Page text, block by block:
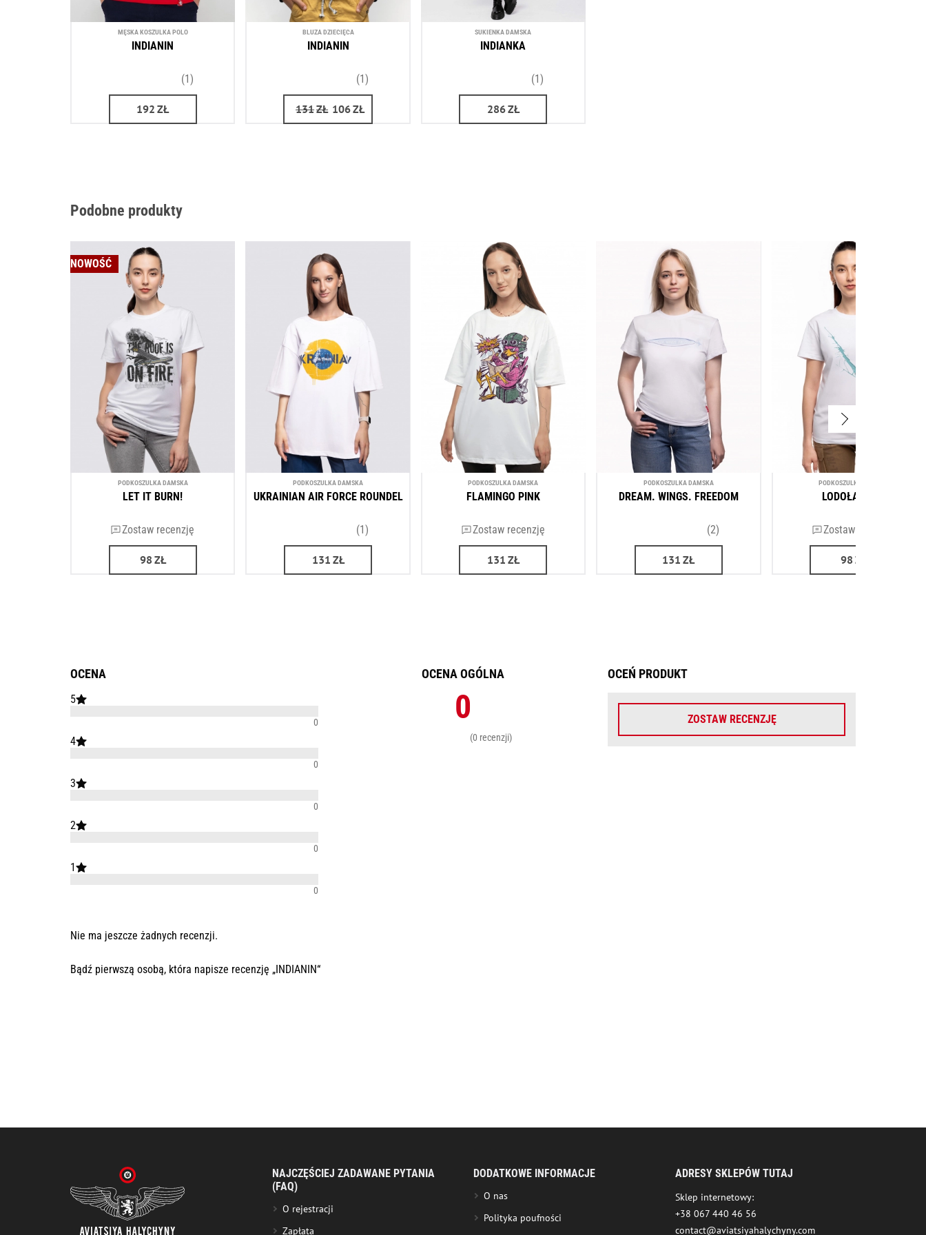
MĘSKA KOSZULKA POLO
INDIANIN
(1)
192 ZŁ
BLUZA DZIECIĘCA
INDIANIN
(1)
131ZŁ 106ZŁ
SUKIENKA DAMSKA
INDIANKA
(1)
286ZŁ
Podobne produkty
NOWOŚĆ
PODKOSZULKA DAMSKA
LET IT BURN!
Zostaw recenzję
98 ZŁ
PODKOSZULKA DAMSKA
UKRAINIAN AIR FORCE ROUNDEL
(1)
131 ZŁ
PODKOSZULKA DAMSKA
FLAMINGO PINK
Zostaw recenzję
131 ZŁ
PODKOSZULKA DAMSKA
DREAM. WINGS. FREEDOM
(2)
131 ZŁ
PODKOSZULKA DAMSKA
LODOŁAMACZ
Zostaw recenzję
98 ZŁ
OCENA
5
0
4
0
3
0
2
0
1
0
OCENA OGÓLNA
0
(0 recenzji)
OCEŃ PRODUKT
ZOSTAW RECENZJĘ
Nie ma jeszcze żadnych recenzji.
Bądź pierwszą osobą, która napisze recenzję „INDIANIN“
NAJCZĘŚCIEJ ZADAWANE PYTANIA
(FAQ)
O rejestracji
Zapłata
DODATKOWE INFORMACJE
O nas
Polityka poufności
ADRESY SKLEPÓW TUTAJ
Sklep internetowy:
+38 067 440 46 56
contact@aviatsiyahalychyny.com